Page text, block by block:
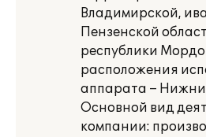
Владимирской,
Пензенской
республики
расположения
аппарата –
Основной вид
компании: